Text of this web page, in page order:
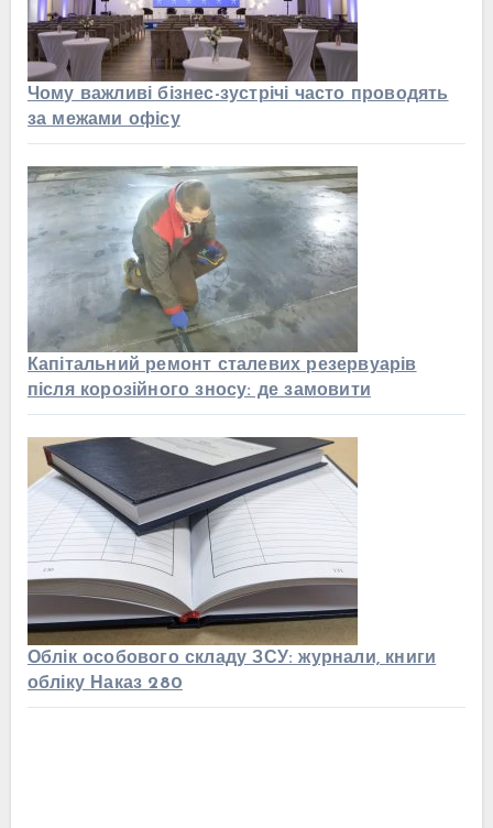
Чому важливі бізнес-зустрічі часто проводять
за межами офісу
Капітальний ремонт сталевих резервуарів
після корозійного зносу: де замовити
Облік особового складу ЗСУ: журнали, книги
обліку Наказ 280